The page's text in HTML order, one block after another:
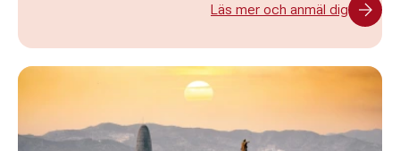
Läs mer och anmäl dig